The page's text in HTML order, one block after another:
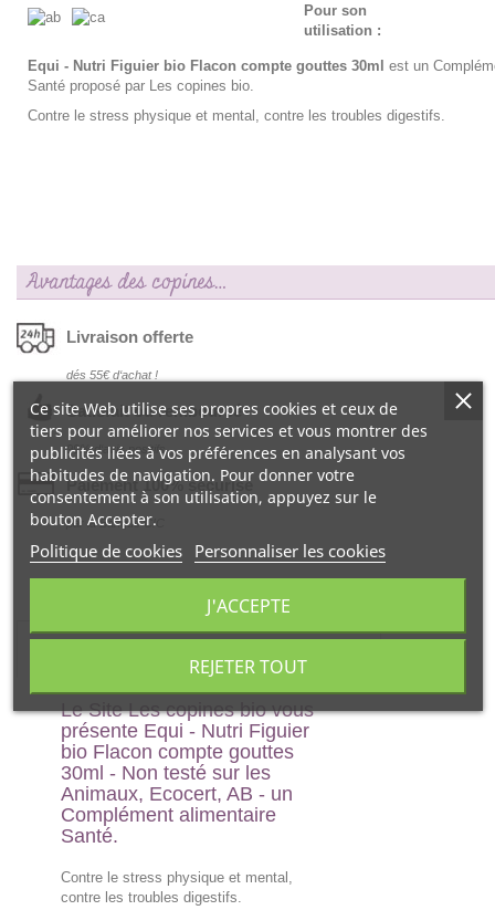
Pour son
utilisation :
Equi - Nutri Figuier bio Flacon compte gouttes 30ml est un
Santé proposé par Les copines bio.
Contre le stress physique et mental, contre les troubles digestifs.
Avantages des copines…
Livraison offerte
dés 55€ d‘achat !
Satisfait ou remboursé
99% d‘avis positifs
Paiement 100% sécurisé
par la Banque CIC
Le Site Les copines bio vous
présente Equi - Nutri Figuier
bio Flacon compte gouttes
30ml - Non testé sur les
Animaux, Ecocert, AB - un
Complément alimentaire
Santé.
Contre le stress physique et mental,
contre les troubles digestifs.
Ce site Web utilise ses propres cookies et ceux de
tiers pour améliorer nos services et vous montrer des
publicités liées à vos préférences en analysant vos
habitudes de navigation. Pour donner votre
consentement à son utilisation, appuyez sur le
bouton Accepter.
Politique de cookies Personnaliser les cookies
REJETER TOUT
J'ACCEPTE